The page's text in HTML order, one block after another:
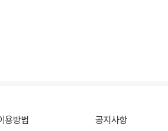
용방법 공지사항